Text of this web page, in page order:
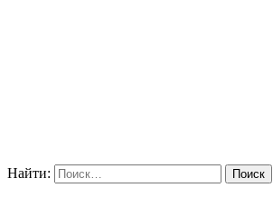
Найти: